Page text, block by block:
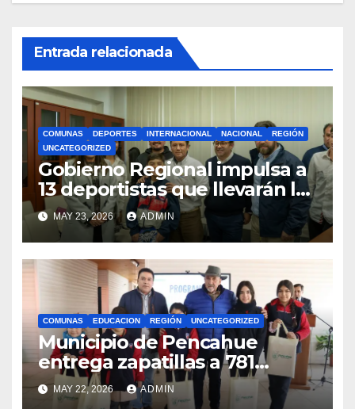
Entrada relacionada
COMUNAS DEPORTES INTERNACIONAL NACIONAL
REGIÓN
UNCATEGORIZED
Gobierno Regional impulsa a
13 deportistas que llevarán la
bandera maulina a
competencias
internacionales
MAY 23, 2026 ADMIN
COMUNAS EDUCACION REGIÓN UNCATEGORIZED
Municipio de Pencahue
entrega zapatillas a 781
estudiantes con recursos del
Royalty Minero
MAY 22, 2026 ADMIN